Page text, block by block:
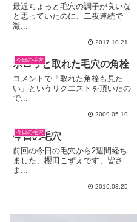
最近ちょっと毛穴の調子が良いな
と思っていたのに、二夜連続で
激...
2017.10.21
今日の毛穴
ポロッと取れた毛穴の角栓
コメントで「取れた角栓も見た
い」というリクエストを頂いたの
で...
2009.05.19
今日の毛穴
今日の毛穴
前回の今日の毛穴から2週間経ち
ました、櫻田こずえです、皆さ
ま...
2016.03.25